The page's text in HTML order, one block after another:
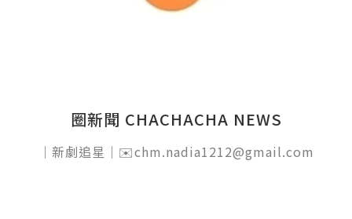
圈新聞 CHACHACHA NEWS
｜新劇追星｜✉️chm.nadia1212@gmail.com